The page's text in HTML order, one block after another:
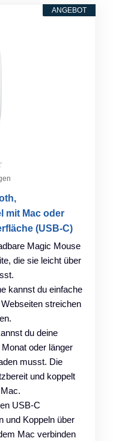
ANGEBOT
mit Mac oder
(USB-C)
Magic Mouse
die sie leicht über
kannst du einfache
streichen
du deine
oder länger
musst. Die
und koppelt
USB‑C
und Koppeln über
Mac verbinden